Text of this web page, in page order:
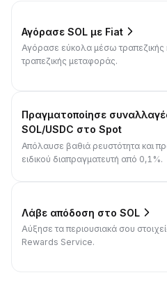
Αγόρασε SOL με Fiat
Αγόρασε εύκολα μέσω τραπεζικής
τραπεζικής μεταφοράς.
Πραγματοποίησε
SOL/USDC στο Spot
Απόλαυσε βαθιά ρευστότητα και
ειδικού διαπραγματευτή από 0,1%.
Λάβε απόδοση στο SOL
Αύξησε τα περιουσιακά σου
Rewards Service.